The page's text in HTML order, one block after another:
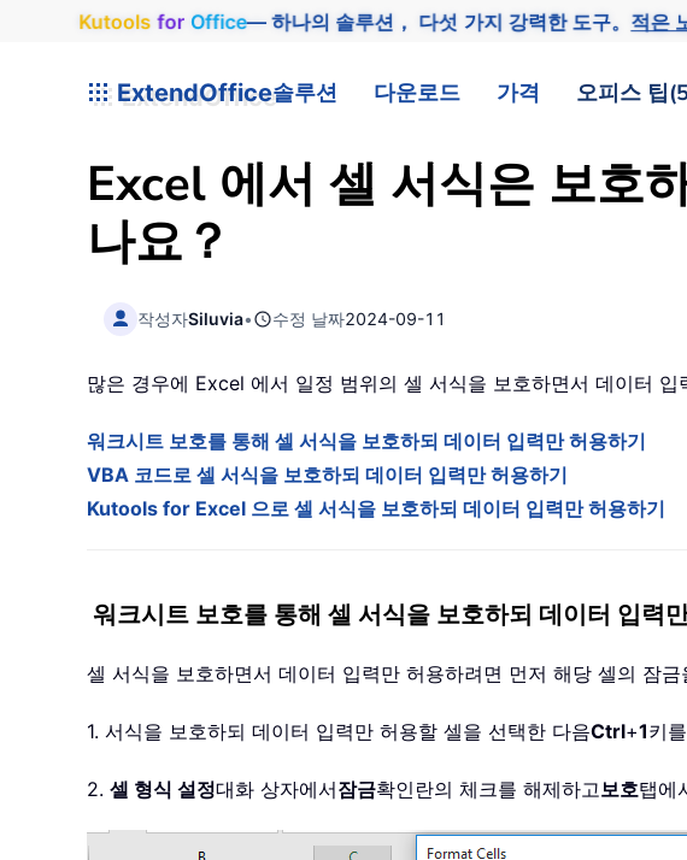
Kutools for Office— 하나의 솔루션， 다섯 가지 강력한 도구。 적은
ExtendOffice솔루션 다운로드 가격 오피스 팁
Excel 에서 셀 서식은 보호
나요？
작성자Siluvia• 수정 날짜2024-09-11
많은 경우에 Excel 에서 일정 범위의 셀 서식을 보호하면서 데이터
워크시트 보호를 통해 셀 서식을 보호하되 데이터 입력만 허용하기
VBA 코드로 셀 서식을 보호하되 데이터 입력만 허용하기
Kutools for Excel 으로 셀 서식을 보호하되 데이터 입력만 허용하기
워크시트 보호를 통해 셀 서식을 보호하되 데이터 입력
셀 서식을 보호하면서 데이터 입력만 허용하려면 먼저 해당 셀의 잠
1. 서식을 보호하되 데이터 입력만 허용할 셀을 선택한 다음Ctrl+1키
2. 셀 형식 설정대화 상자에서잠금확인란의 체크를 해제하고보호탭에